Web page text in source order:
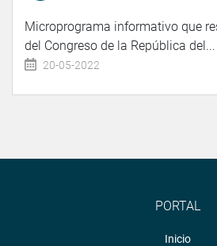
Microprograma informativo que
del Congreso de la República del...
20-05-2022
PORTAL
Inicio